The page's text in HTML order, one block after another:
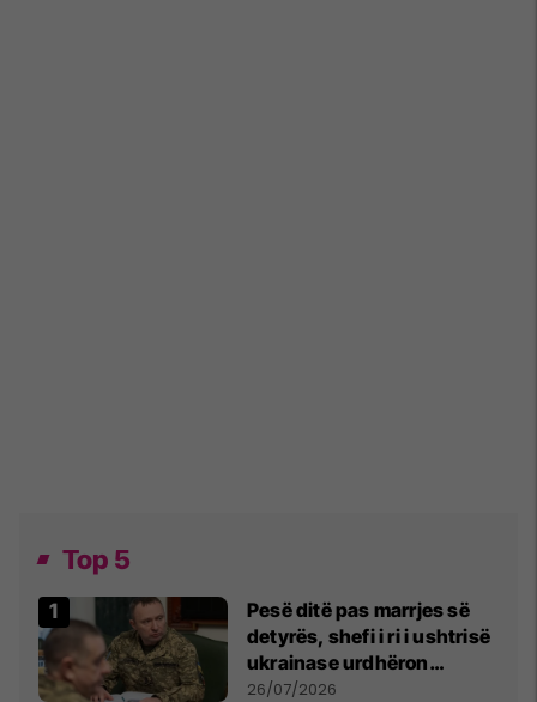
Top 5
Pesë ditë pas marrjes së
detyrës, shefi i ri i ushtrisë
ukrainase urdhëron
kontroll të madh
26/07/2026